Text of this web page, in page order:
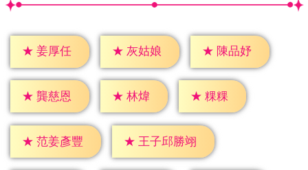
★ 姜厚任 ★ 灰姑娘 ★ 陳品妤
★ 龔慈恩 ★ 林煒 ★ 粿粿
★ 范姜彥豐 ★ 王子邱勝翊